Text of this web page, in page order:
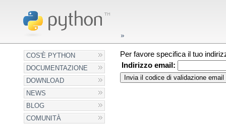
COS'È PYTHON
DOCUMENTAZIONE
DOWNLOAD
NEWS
BLOG
COMUNITÀ
Per favore specifica il tuo
Indirizzo email: